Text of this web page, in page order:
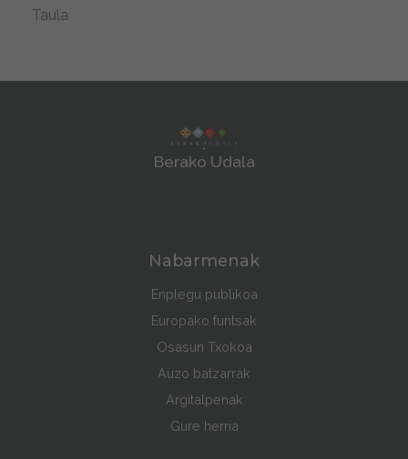
Taula
Berako Udala
Nabarmenak
Enplegu publikoa
Europako funtsak
Osasun Txokoa
Auzo batzarrak
Argitalpenak
Gure herria